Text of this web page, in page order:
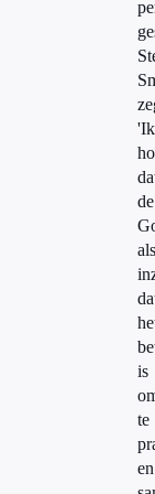
'Ik
de
is
te
en